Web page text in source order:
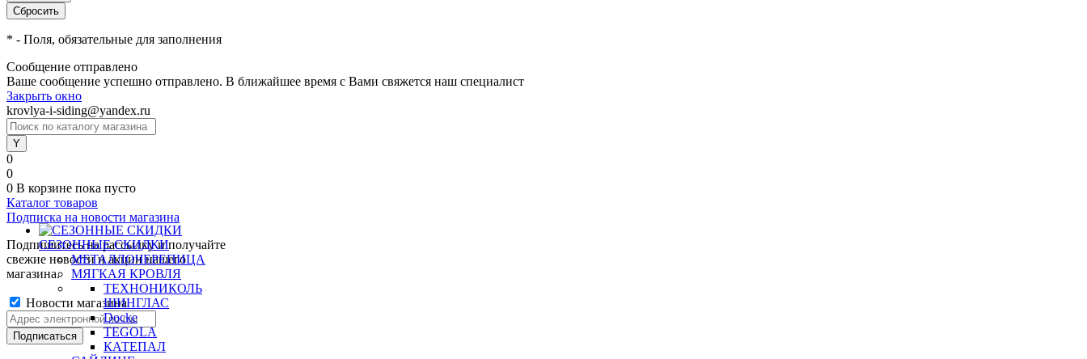
* - Поля, обязательные для заполнения
Сообщение отправлено
Ваше сообщение успешно отправлено. В ближайшее время с Вами свяжется наш специалист
Закрыть окно
krovlya-i-siding@yandex.ru
0
0
0 В корзине пока пусто
Каталог товаров
СЕЗОННЫЕ СКИДКИ
МЕТАЛЛОЧЕРЕПИЦА
МЯГКАЯ КРОВЛЯ
ТЕХНОНИКОЛЬ
ШИНГЛАС
Docke
TEGOLA
КАТЕПАЛ
Подписка на новости магазина
Подпишитесь на рассылку и получайте
свежие новости и акции нашего
магазина.
Новости магазина